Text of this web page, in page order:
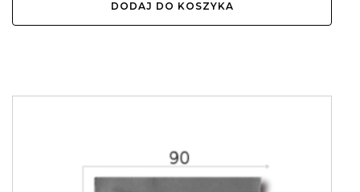
DODAJ DO KOSZYKA